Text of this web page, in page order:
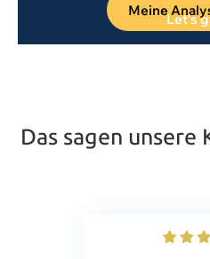
Meine
Let's
Das sagen unsere